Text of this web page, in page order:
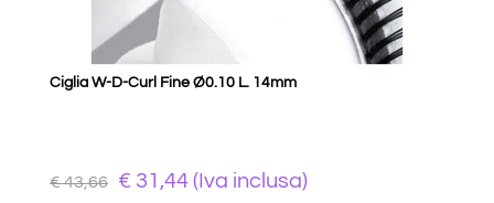
Ciglia W-D-Curl Fine Ø0.10 L. 14mm
€ 43,66 € 31,44 (Iva inclusa)